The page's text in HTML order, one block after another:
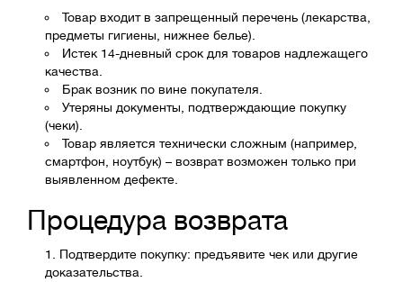
Товар входит в запрещенный перечень (лекарства,
предметы гигиены, нижнее белье).
Истек 14-дневный срок для товаров надлежащего
качества.
Брак возник по вине покупателя.
Утеряны документы, подтверждающие покупку
(чеки).
Товар является технически сложным (например,
смартфон, ноутбук) – возврат возможен только при
выявленном дефекте.
Процедура возврата
Подтвердите покупку: предъявите чек или другие
доказательства.